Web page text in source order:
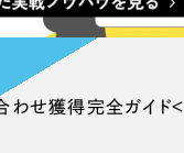
わせ獲得完全ガイド＜